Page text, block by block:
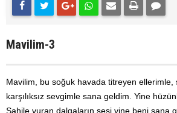
Mavilim-3
Mavilim, bu soğuk havada titreyen ellerimle,
karşılıksız sevgimle sana geldim. Yine
Sahile vuran dalgaların sesi yine beni sana